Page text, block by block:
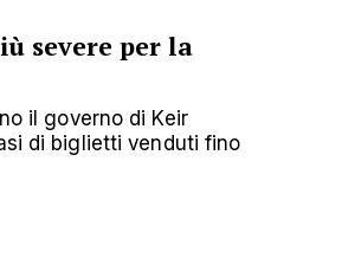
severe per la
il governo di Keir
di biglietti venduti fino